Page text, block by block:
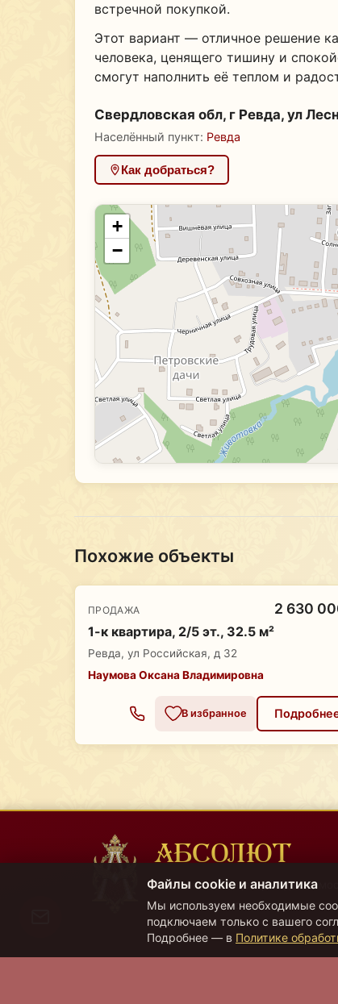
встречной покупкой.
Этот вариант — отличное решение
человека, ценящего тишину и
смогут наполнить её теплом и
Свердловская обл, г Ревда, ул
Населённый пункт: Ревда
Как добраться?
+
−
Похожие объекты
ПРОДАЖА 2 630
1-к квартира, 2/5 эт., 32.5 м²
Ревда, ул Российская, д 32
Наумова Оксана Владимировна
В избранное
АБСОЛЮТ
Региональный центр
Все операции с недвижимостью.
Файлы cookie и аналитика
Мы используем необходимые
подключаем только с вашего
Подробнее — в Политике